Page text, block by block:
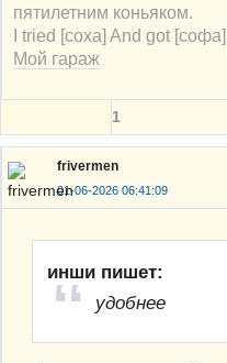
пятилетним коньяком.
I tried [соха] And got [софа]
Мой гараж
1
frivermen
01-06-2026 06:41:09
инши пишет:
удобнее